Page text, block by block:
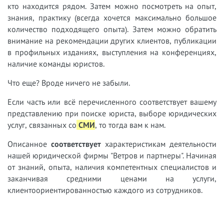
кто находится рядом. Затем можно посмотреть на опыт,
знания, практику (всегда хочется максимально большое
количество подходящего опыта). Затем можно обратить
внимание на рекомендации других клиентов, публикации
в профильных изданиях, выступления на конференциях,
наличие команды юристов.
Что еще? Вроде ничего не забыли.
Если часть или всё перечисленного соответствует вашему
представлению при поиске юриста, выборе юридических
услуг, связанных со СМИ, то тогда вам к нам.
Описанное соответствует характеристикам деятельности
нашей юридической фирмы "Ветров и партнеры". Начиная
от знаний, опыта, наличия компетентных специалистов и
заканчивая средними ценами на услуги,
клиентоориентированностью каждого из сотрудников.